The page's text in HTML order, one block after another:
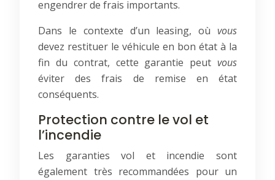
engendrer de frais importants.
Dans le contexte d’un leasing, où vous
devez restituer le véhicule en bon état à la
fin du contrat, cette garantie peut vous
éviter des frais de remise en état
conséquents.
Protection contre le vol et
l’incendie
Les garanties vol et incendie sont
également très recommandées pour un